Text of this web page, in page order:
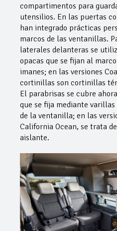
compartimentos para
utensilios. En las puertas
han integrado prácticas
marcos de las ventanillas.
laterales delanteras se
opacas que se fijan al
imanes; en las versiones
cortinillas son cortinillas
El parabrisas se cubre
que se fija mediante
de la ventanilla; en las
California Ocean, se trata
aislante.